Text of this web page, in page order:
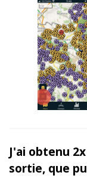
J'ai obtenu
sortie, que